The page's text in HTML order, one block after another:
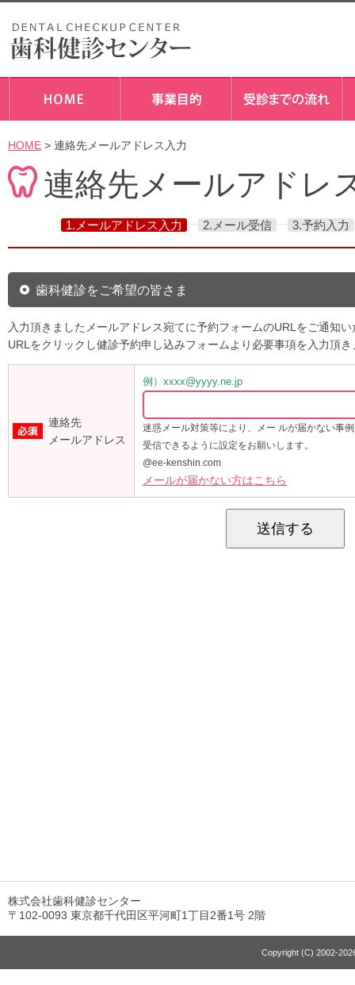
HOME > 連絡先メールアドレス入力
連絡先メールアドレ
1.メールアドレス入力 2.メール受信 3.予約入力
歯科健診をご希望の皆さま
入力頂きましたメールアドレス宛てに予約フォームのURLをご通知
URLをクリックし健診予約申し込みフォームより必要事項を入力頂
連絡先
メールアドレス
例）xxxx@yyyy.ne.jp
迷惑メール対策等により、メー ルが届かない事
受信できるように設定をお願いします。
@ee-kenshin.com
メールが届かない方はこちら
株式会社歯科健診センター
〒102-0093 東京都千代田区平河町1丁目2番1号 2階
Copyright (C) 2002-